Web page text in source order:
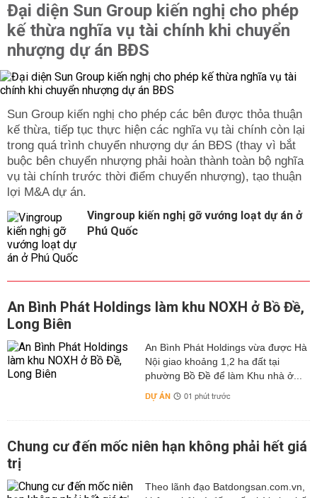
Đại diện Sun Group kiến nghị cho phép
kế thừa nghĩa vụ tài chính khi chuyển
nhượng dự án BĐS
Sun Group kiến nghị cho phép các bên được thỏa thuận
kế thừa, tiếp tục thực hiện các nghĩa vụ tài chính còn lại
trong quá trình chuyển nhượng dự án BĐS (thay vì bắt
buộc bên chuyển nhượng phải hoàn thành toàn bộ nghĩa
vụ tài chính trước thời điểm chuyển nhượng), tạo thuận
lợi M&A dự án.
Vingroup kiến nghị gỡ vướng loạt dự án ở
Phú Quốc
An Bình Phát Holdings làm khu NOXH ở Bồ Đề,
Long Biên
An Bình Phát Holdings vừa được Hà
Nội giao khoảng 1,2 ha đất tại
phường Bồ Đề để làm Khu nhà ở...
DỰ ÁN 01 phút trước
Chung cư đến mốc niên hạn không phải hết giá
trị
Theo lãnh đạo Batdongsan.com.vn,